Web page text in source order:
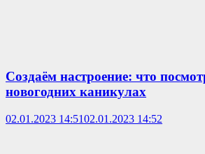
Создаём настроение: что
новогодних каникулах
02.01.2023 14:5102.01.2023 14:52